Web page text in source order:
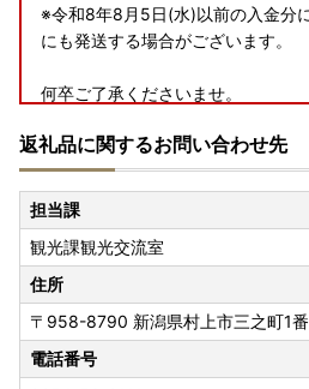
※令和8年8月5日(水)以前の入金分
にも発送する場合がございます。
何卒ご了承くださいませ。
し上げます。
------
【オンラインワンストップ特例申
当自治体はオンラインワンストッ
寄附後の申請など、オンラインにて
複数自治体の寄附もまとめて申請
返礼品に関するお問い合わせ先
担当課
観光課観光交流室
住所
〒958-8790 新潟県村上市三之町1
電話番号